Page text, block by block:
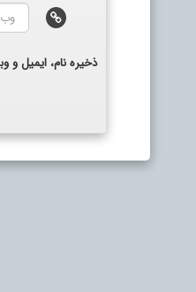
ذخیره نام، ایمیل و